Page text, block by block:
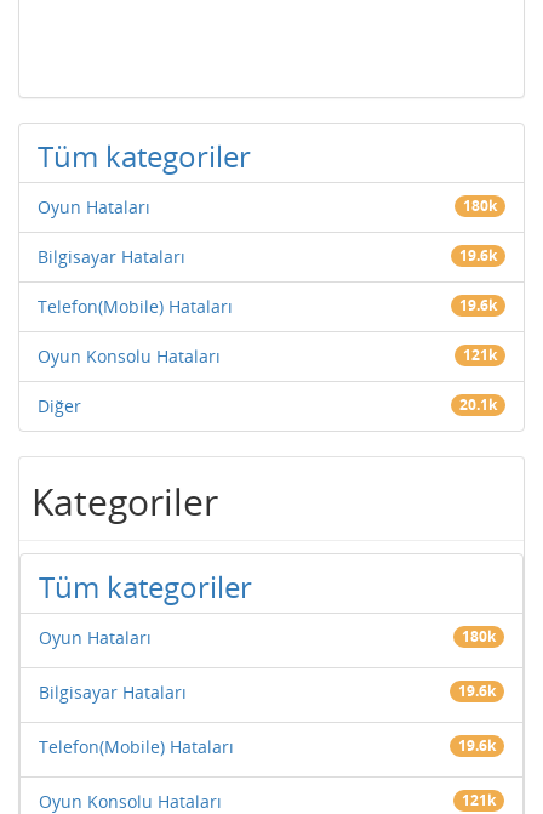
Tüm kategoriler
Oyun Hataları 180k
Bilgisayar Hataları 19.6k
Telefon(Mobile) Hataları 19.6k
Oyun Konsolu Hataları 121k
Diğer 20.1k
Kategoriler
Tüm kategoriler
Oyun Hataları 180k
Bilgisayar Hataları 19.6k
Telefon(Mobile) Hataları 19.6k
Oyun Konsolu Hataları 121k